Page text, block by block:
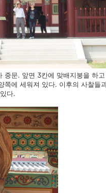
중문. 앞면 3칸에 맞배지붕을 하
쪽에 세워져 있다. 이후의 사찰들
다.